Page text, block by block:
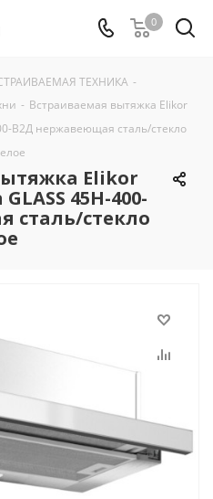
0
ТЕХНИКА -
- Встраиваемая вытяжка Elikor
В2Д нержавеющая сталь/стекло
Elikor
45Н-400-
сталь/стекло